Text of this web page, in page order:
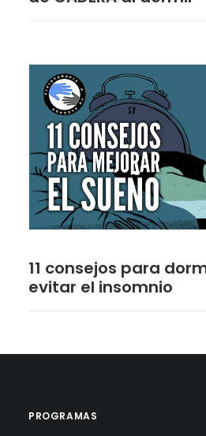
11 consejos para
evitar el insomnio
PROGRAMAS